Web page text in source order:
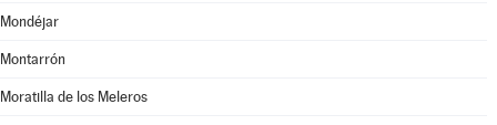
Mondéjar
Montarrón
Moratilla de los Meleros